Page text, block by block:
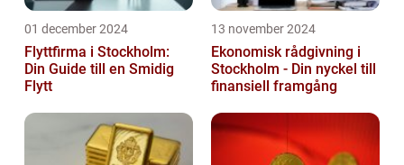
01 december 2024
Flyttfirma i Stockholm:
Din Guide till en Smidig
Flytt
13 november 2024
Ekonomisk rådgivning i
Stockholm - Din nyckel till
finansiell framgång